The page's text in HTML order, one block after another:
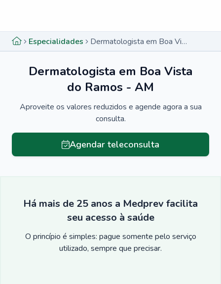
Especialidades Dermatologista em Boa Vista do Ramos - AM
Dermatologista em Boa Vista
do Ramos - AM
Aproveite os valores reduzidos e agende agora a sua
consulta.
Agendar teleconsulta
Há mais de 25 anos a Medprev facilita
seu acesso à saúde
O princípio é simples: pague somente pelo serviço
utilizado, sempre que precisar.